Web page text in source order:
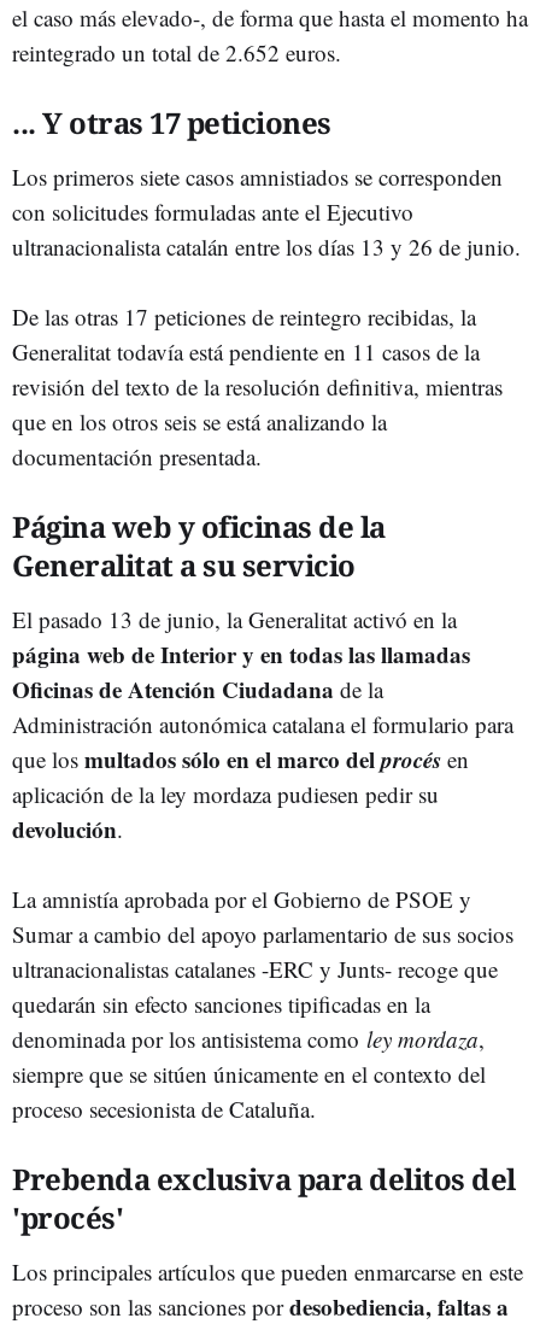
el caso más elevado-, de forma que hasta el momento ha
reintegrado un total de 2.652 euros.
... Y otras 17 peticiones
Los primeros siete casos amnistiados se corresponden
con solicitudes formuladas ante el Ejecutivo
ultranacionalista catalán entre los días 13 y 26 de junio.
De las otras 17 peticiones de reintegro recibidas, la
Generalitat todavía está pendiente en 11 casos de la
revisión del texto de la resolución definitiva, mientras
que en los otros seis se está analizando la
documentación presentada.
Página web y oficinas de la
Generalitat a su servicio
El pasado 13 de junio, la Generalitat activó en la
página web de Interior y en todas las llamadas
Oficinas de Atención Ciudadana de la
Administración autonómica catalana el formulario para
que los multados sólo en el marco delprocés en
aplicación de la ley mordaza pudiesen pedir su
devolución.
La amnistía aprobada por el Gobierno de PSOE y
Sumar a cambio del apoyo parlamentario de sus socios
ultranacionalistas catalanes -ERC y Junts- recoge que
quedarán sin efecto sanciones tipificadas en la
denominada por los antisistema como ley mordaza,
siempre que se sitúen únicamente en el contexto del
proceso secesionista de Cataluña.
Prebenda exclusiva para delitos del
'procés'
Los principales artículos que pueden enmarcarse en este
proceso son las sanciones pordesobediencia, faltas a